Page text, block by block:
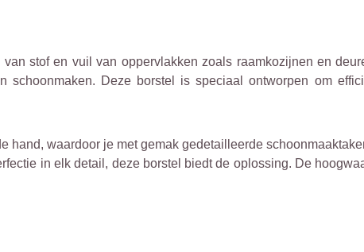
stof en vuil van oppervlakken zoals raamkozijnen en
Deze borstel is speciaal ontworpen om
waardoor je met gemak gedetailleerde
in elk detail, deze borstel biedt de oplossing. De